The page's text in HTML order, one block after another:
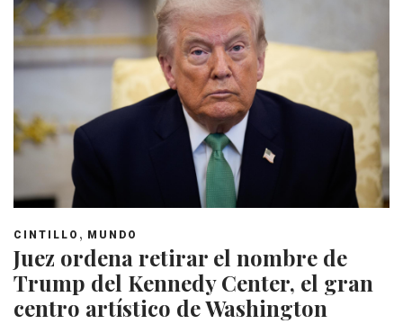
CINTILLO , MUNDO
Juez ordena retirar el nombre de
Trump del Kennedy Center, el gran
centro artístico de Washington